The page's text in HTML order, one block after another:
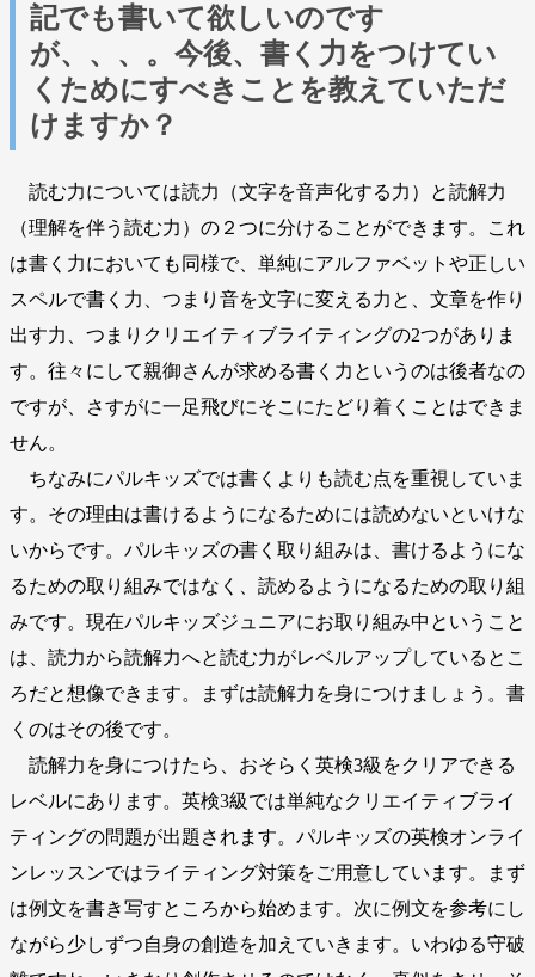
記でも書いて欲しいのです
が、、、。今後、書く力をつけてい
くためにすべきことを教えていただ
けますか？
読む力については読力（文字を音声化する力）と読解力
（理解を伴う読む力）の２つに分けることができます。これ
は書く力においても同様で、単純にアルファベットや正しい
スペルで書く力、つまり音を文字に変える力と、文章を作り
出す力、つまりクリエイティブライティングの2つがありま
す。往々にして親御さんが求める書く力というのは後者なの
ですが、さすがに一足飛びにそこにたどり着くことはできま
せん。
ちなみにパルキッズでは書くよりも読む点を重視していま
す。その理由は書けるようになるためには読めないといけな
いからです。パルキッズの書く取り組みは、書けるようにな
るための取り組みではなく、読めるようになるための取り組
みです。現在パルキッズジュニアにお取り組み中ということ
は、読力から読解力へと読む力がレベルアップしているとこ
ろだと想像できます。まずは読解力を身につけましょう。書
くのはその後です。
読解力を身につけたら、おそらく英検3級をクリアできる
レベルにあります。英検3級では単純なクリエイティブライ
ティングの問題が出題されます。パルキッズの英検オンライ
ンレッスンではライティング対策をご用意しています。まず
は例文を書き写すところから始めます。次に例文を参考にし
ながら少しずつ自身の創造を加えていきます。いわゆる守破